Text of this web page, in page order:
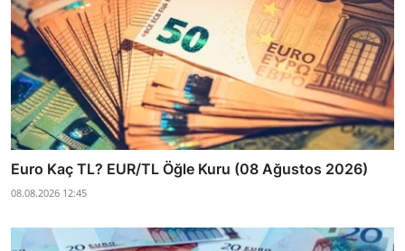
Euro Kaç TL? EUR/TL Öğle Kuru (08 Ağustos 2026)
08.08.2026 12:45